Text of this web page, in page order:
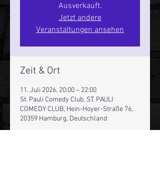
Ausverkauft.
Jetzt andere
Veranstaltungen ansehen
Zeit & Ort
11. Juli 2026, 20:00 – 22:00
St. Pauli Comedy Club, ST. PAULI
COMEDY CLUB, Hein-Hoyer-Straße 76,
20359 Hamburg, Deutschland